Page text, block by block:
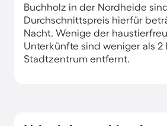
Buchholz in der Nordheide
Durchschnittspreis hierfür
Nacht. Wenige der
Unterkünfte sind weniger als 2
Stadtzentrum entfernt.